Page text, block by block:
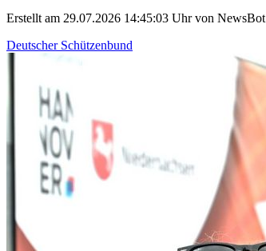
Erstellt am 29.07.2026 14:45:03 Uhr von NewsBot
Deutscher Schützenbund